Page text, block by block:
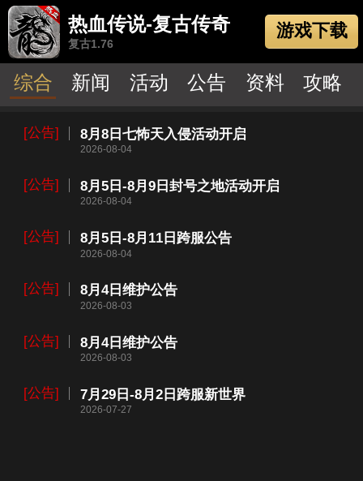
热血传说-复古传奇
复古1.76
游戏下载
综合 新闻 活动 公告 资料 攻略
[公告] 8月8日七怖天入侵活动开启
2026-08-04
[公告] 8月5日-8月9日封号之地活动开启
2026-08-04
[公告] 8月5日-8月11日跨服公告
2026-08-04
[公告] 8月4日维护公告
2026-08-03
[公告] 8月4日维护公告
2026-08-03
[公告] 7月29日-8月2日跨服新世界
2026-07-27